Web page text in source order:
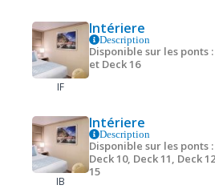
IF
Intériere
Description
Disponible sur les ponts :
et Deck 16
IB
Intériere
Description
Disponible sur les ponts :
Deck 10, Deck 11, Deck
15